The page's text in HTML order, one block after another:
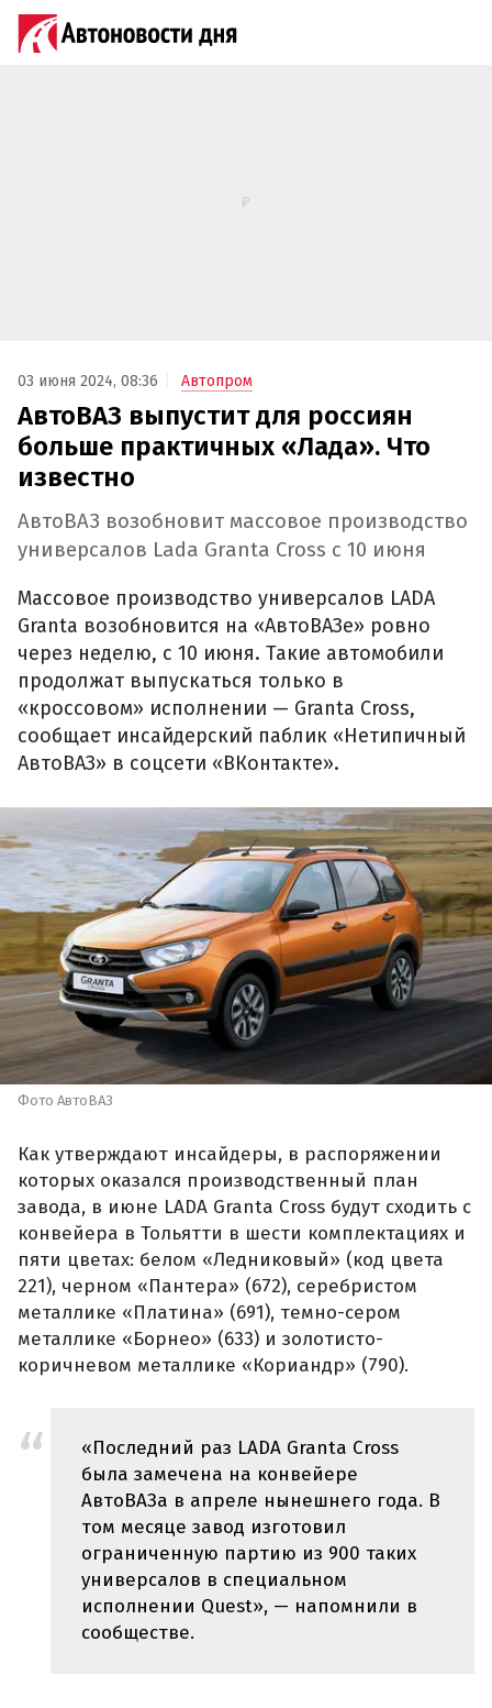
03 июня 2024, 08:36 Автопром
АвтоВАЗ выпустит для россиян
больше практичных «Лада». Что
известно
АвтоВАЗ возобновит массовое производство
универсалов Lada Granta Cross с 10 июня
Массовое производство универсалов LADA
Granta возобновится на «АвтоВАЗе» ровно
через неделю, с 10 июня. Такие автомобили
продолжат выпускаться только в
«кроссовом» исполнении — Granta Cross,
сообщает инсайдерский паблик «Нетипичный
АвтоВАЗ» в соцсети «ВКонтакте».
Фото АвтоВАЗ
Как утверждают инсайдеры, в распоряжении
которых оказался производственный план
завода, в июне LADA Granta Cross будут сходить с
конвейера в Тольятти в шести комплектациях и
пяти цветах: белом «Ледниковый» (код цвета
221), черном «Пантера» (672), серебристом
металлике «Платина» (691), темно-сером
металлике «Борнео» (633) и золотисто-
коричневом металлике «Кориандр» (790).
«Последний раз LADA Granta Cross
была замечена на конвейере
АвтоВАЗа в апреле нынешнего года. В
том месяце завод изготовил
ограниченную партию из 900 таких
универсалов в специальном
исполнении Quest», — напомнили в
сообществе.